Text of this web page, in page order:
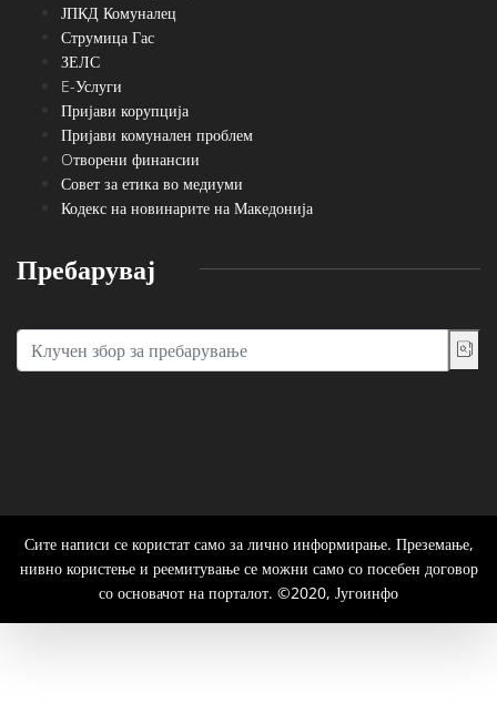
ЈПКД Комуналец
Струмица Гас
ЗЕЛС
E-Услуги
Пријави корупција
Пријави комунален проблем
Oтворени финансии
Совет за етика во медиуми
Кодекс на новинарите на Македонија
Пребарувај
Сите написи се користат само за лично информирање. Преземање,
нивно користење и реемитување се можни само со посебен договор
со основачот на порталот. ©2020, Југоинфо